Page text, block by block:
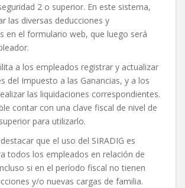
2 o superior. En este sistema,
las diversas deducciones y
en el formulario web, que luego será
a los empleados registrar y actualizar
del Impuesto a las Ganancias, y a los
las liquidaciones correspondientes.
contar con una clave fiscal de nivel de
para utilizarlo.
que el uso del SIRADIG es
todos los empleados en relación de
si en el período fiscal no tienen
y/o nuevas cargas de familia.